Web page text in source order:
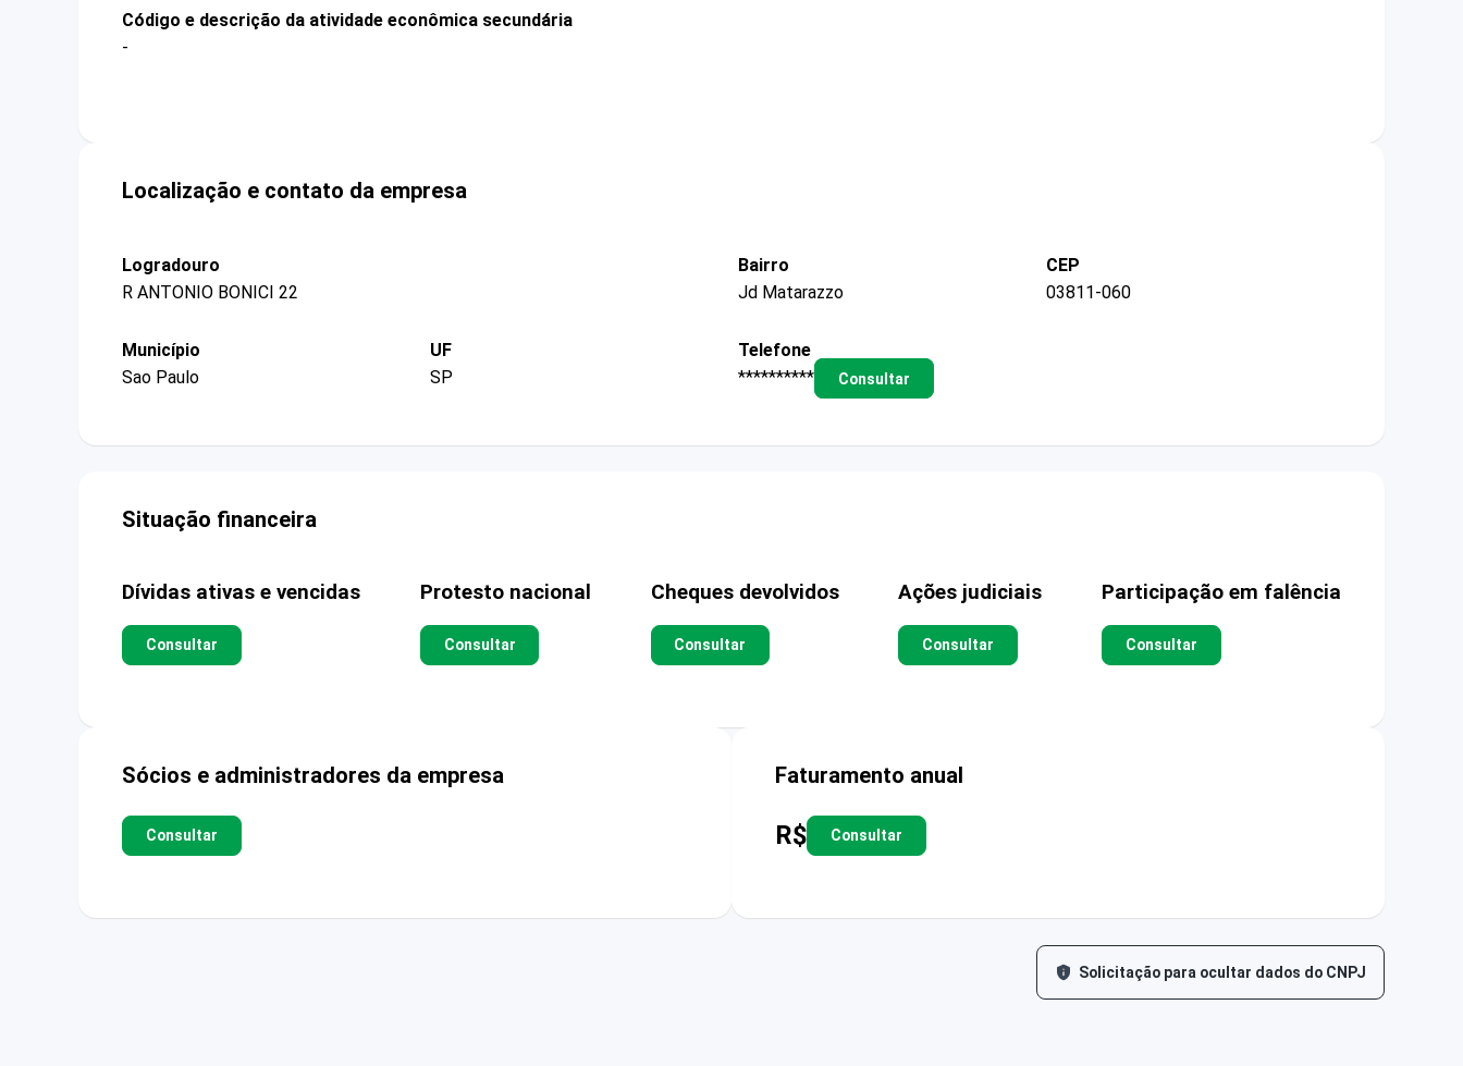
Código e descrição da atividade econômica secundária
-
Localização e contato da empresa
Logradouro
R ANTONIO BONICI 22
Bairro
Jd Matarazzo
CEP
03811-060
Município
Sao Paulo
UF
SP
Telefone
**********
Consultar
Situação financeira
Dívidas ativas e vencidas
Consultar
Protesto nacional
Consultar
Cheques devolvidos
Consultar
Ações judiciais
Consultar
Participação em falência
Consultar
Sócios e administradores da empresa
Consultar
Faturamento anual
R$ Consultar
Solicitação para ocultar dados do CNPJ